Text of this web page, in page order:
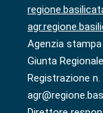
Agenzia stampa
Giunta
Registrazione